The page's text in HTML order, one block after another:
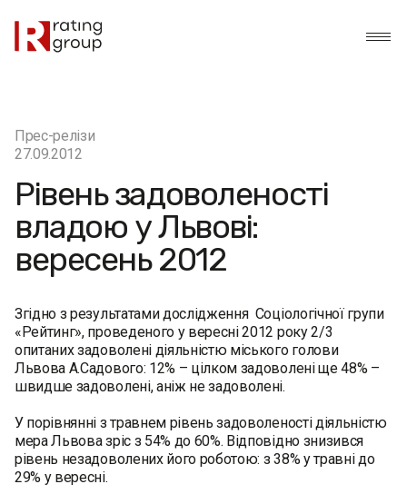
Прес-релізи
27.09.2012
Рівень задоволеності
владою у Львові:
вересень 2012
Згідно з результатами дослідження Соціологічної групи
«Рейтинг», проведеного у вересні 2012 року 2/3
опитаних задоволені діяльністю міського голови
Львова А.Садового: 12% – цілком задоволені ще 48% –
швидше задоволені, аніж не задоволені.
У порівнянні з травнем рівень задоволеності діяльністю
мера Львова зріс з 54% до 60%. Відповідно знизився
рівень незадоволених його роботою: з 38% у травні до
29% у вересні.